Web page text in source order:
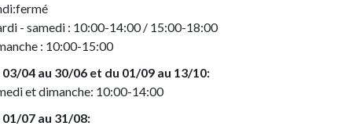
- samedi : 10:00-14:00 / 15:00-18:00
: 10:00-15:00
03/04 au 30/06 et du 01/09 au 13/10:
et dimanche: 10:00-14:00
01/07 au 31/08: